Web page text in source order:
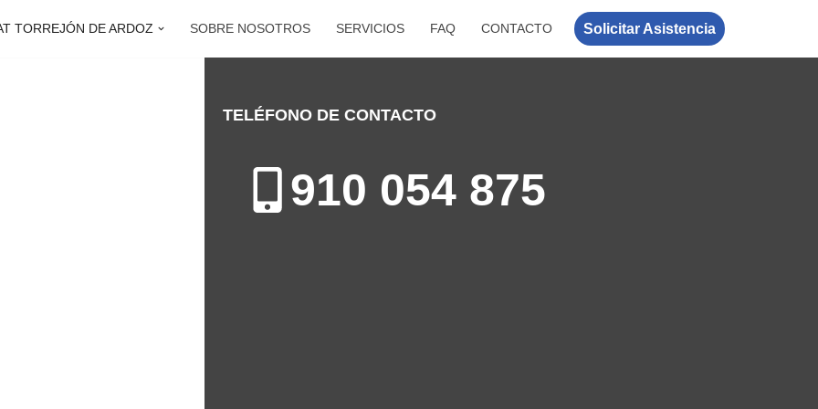
TORREJÓN DE ARDOZ SOBRE NOSOTROS SERVICIOS FAQ CONTACTO Solicitar Asistencia
TELÉFONO DE CONTACTO
910 054 875